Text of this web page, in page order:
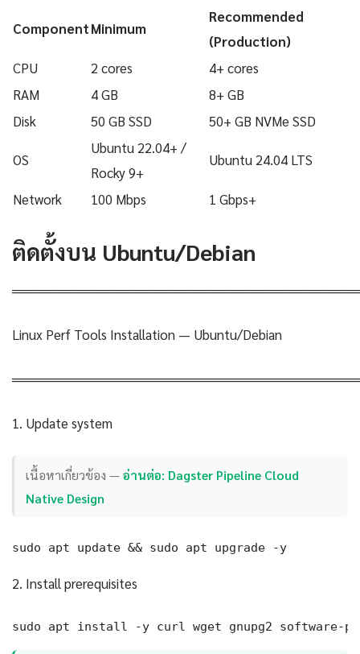
ComponentMinimum
Recommended
(Production)
CPU
2 cores
4+ cores
RAM
4 GB
8+ GB
Disk
50 GB SSD 50+ GB NVMe SSD
OS
Ubuntu 22.04+ /
Rocky 9+
Ubuntu 24.04 LTS
Network 100 Mbps 1 Gbps+
ติดตั้งบน Ubuntu/Debian
Linux Perf Tools Installation — Ubuntu/Debian
1. Update system
เนื้อหาเกี่ยวข้อง —อ่านต่อ: Dagster Pipeline Cloud
Native Design
sudo apt update && sudo apt upgrade -y
2. Install prerequisites
sudo apt install -y curl wget gnupg2 software-